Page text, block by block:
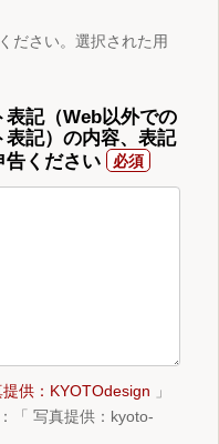
ださい。選択された用
表記（Web以外での
表記）の内容、表記
告ください
提供：KYOTOdesign 」
「 写真提供：kyoto-